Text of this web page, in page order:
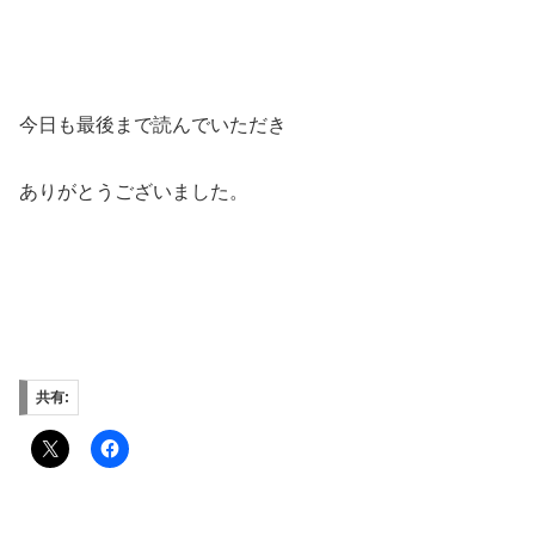
今日も最後まで読んでいただき
ありがとうございました。
共有: